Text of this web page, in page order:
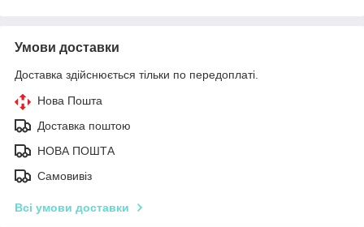
Умови доставки
Доставка здійснюється тільки по передоплаті.
Нова Пошта
Доставка поштою
НОВА ПОШТА
Самовивіз
Всі умови доставки